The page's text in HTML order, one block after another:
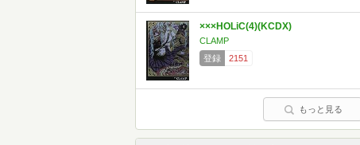
×××HOLiC(4)(KCDX)
CLAMP
登録
2151
もっと見る